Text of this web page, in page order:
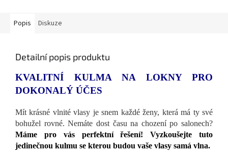
Popis Diskuze
Detailní popis produktu
KVALITNÍ KULMA NA LOKNY PRO
DOKONALÝ ÚČES
Mít krásné vlnité vlasy je snem každé ženy, která má ty své
bohužel rovné. Nemáte dost času na chození po salonech?
Máme pro vás perfektní řešení! Vyzkoušejte tuto
jedinečnou kulmu se kterou budou vaše vlasy samá vlna.